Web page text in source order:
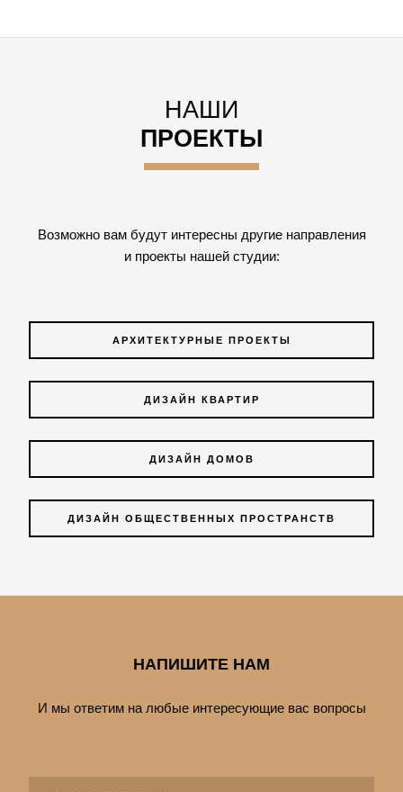
НАШИ
ПРОЕКТЫ
Возможно вам будут интересны другие направления
и проекты нашей студии:
АРХИТЕКТУРНЫЕ ПРОЕКТЫ
ДИЗАЙН КВАРТИР
ДИЗАЙН ДОМОВ
ДИЗАЙН ОБЩЕСТВЕННЫХ ПРОСТРАНСТВ
НАПИШИТЕ НАМ
И мы ответим на любые интересующие вас вопросы